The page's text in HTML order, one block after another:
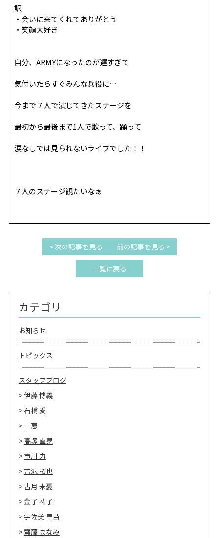
訳
・会いに来てくれてありがとう
・笑顔大好き
自分、ARMYになったのが遅すぎて
気付いたらすぐみんな兵役に…
今まで７人で演じてきたステージを
最初から最後まで1人で歌って、踊って
涙なしでは見られないライブでした！！
７人のステージ観たいなぁ
< 次の記事を見る
一覧に戻る
前の記事を見る >
カテゴリ
お知らせ
トピックス
スタッフブログ
伊藤 博義
石橋 愛
一恵
高塚 直晃
市川 力
吉沢 拓也
古月 未憂
金子 祐子
宇佐美 早苗
齋藤 まなみ